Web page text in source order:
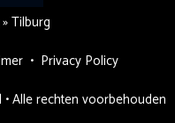
»Tilburg
• Privacy Policy
Alle rechten voorbehouden